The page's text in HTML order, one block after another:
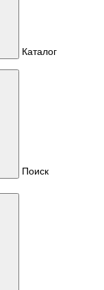
Каталог
Поиск